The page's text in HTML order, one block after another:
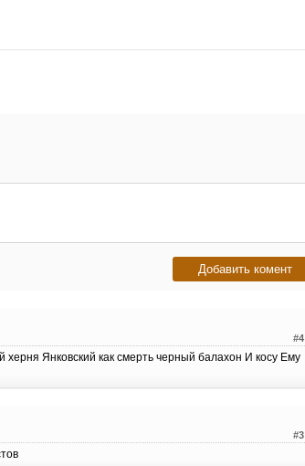
#4
Янковский как смерть черный балахон И косу Ему
#3